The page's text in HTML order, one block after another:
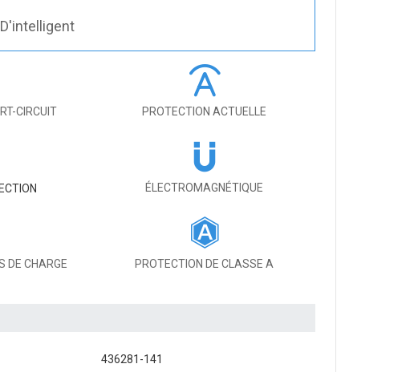
CIRCUIT PROTECTION ACTUELLE
ÉLECTROMAGNÉTIQUE
DE CHARGE PROTECTION DE CLASSE A
436281-141